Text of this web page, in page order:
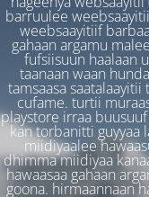
barruulee
weebsaayitiif
gahaan argamu
fufsiisuun haalaan
taanaan waan
tamsaasa
cufame. turtii
playstore irraa
kan torbanitti guyyaa
miidiyaalee
dhimma miidiyaa
hawaasaa gahaan
goona. hirmaannaan